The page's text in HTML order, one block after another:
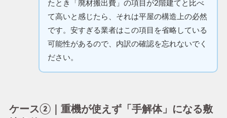
たとき「廃材搬出費」の項目が2階建てと比べ
て高いと感じたら、それは平屋の構造上の必然
です。安すぎる業者はこの項目を省略している
可能性があるので、内訳の確認を忘れないでく
ださい。
ケース②｜重機が使えず「手解体」になる敷